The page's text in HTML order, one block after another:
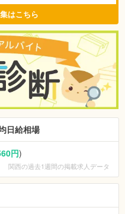
はこちら
日給相場
円)
関西の過去1週間の掲載求人データ